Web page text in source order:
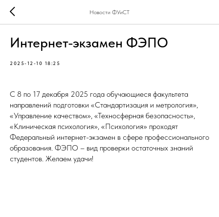
Новости ФУиСТ
Интернет-экзамен ФЭПО
2025-12-10 18:25
С 8 по 17 декабря 2025 года обучающиеся факультета
направлений подготовки «Стандартизация и метрология»,
«Управление качеством», «Техносферная безопасность»,
«Клиническая психология», «Психология» проходят
Федеральный интернет-экзамен в сфере профессионального
образования. ФЭПО – вид проверки остаточных знаний
студентов. Желаем удачи!